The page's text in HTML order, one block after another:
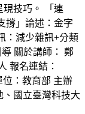
現技巧。 「連
撐」論述：金字
：減少雜訊+分類
關於講師： 鄭
報名連結：
位：教育部 主辦
、國立臺灣科技大